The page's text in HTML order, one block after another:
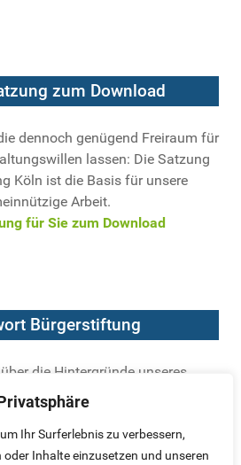
Ihr Surferlebnis zu verbessern,
Inhalte einzusetzen und unseren
zum Download
dennoch genügend Freiraum für
lassen: Die Satzung
Köln ist die Basis für unsere
Arbeit.
für Sie zum Download
Bürgerstiftung
die Hintergründe unseres
Der Bundesverband Deutscher
Kriterien für seriöse
formuliert.
einer Bürgerstiftung